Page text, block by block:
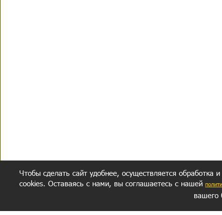
Чтобы сделать сайт удобнее, осуществляется обработка
cookies. Оставаясь с нами, вы соглашаетесь с нашей
вашего